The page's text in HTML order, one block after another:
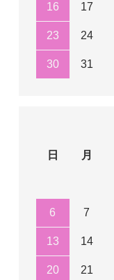
16 17
23 24
30 31
日
月
6 7
13 14
20 21